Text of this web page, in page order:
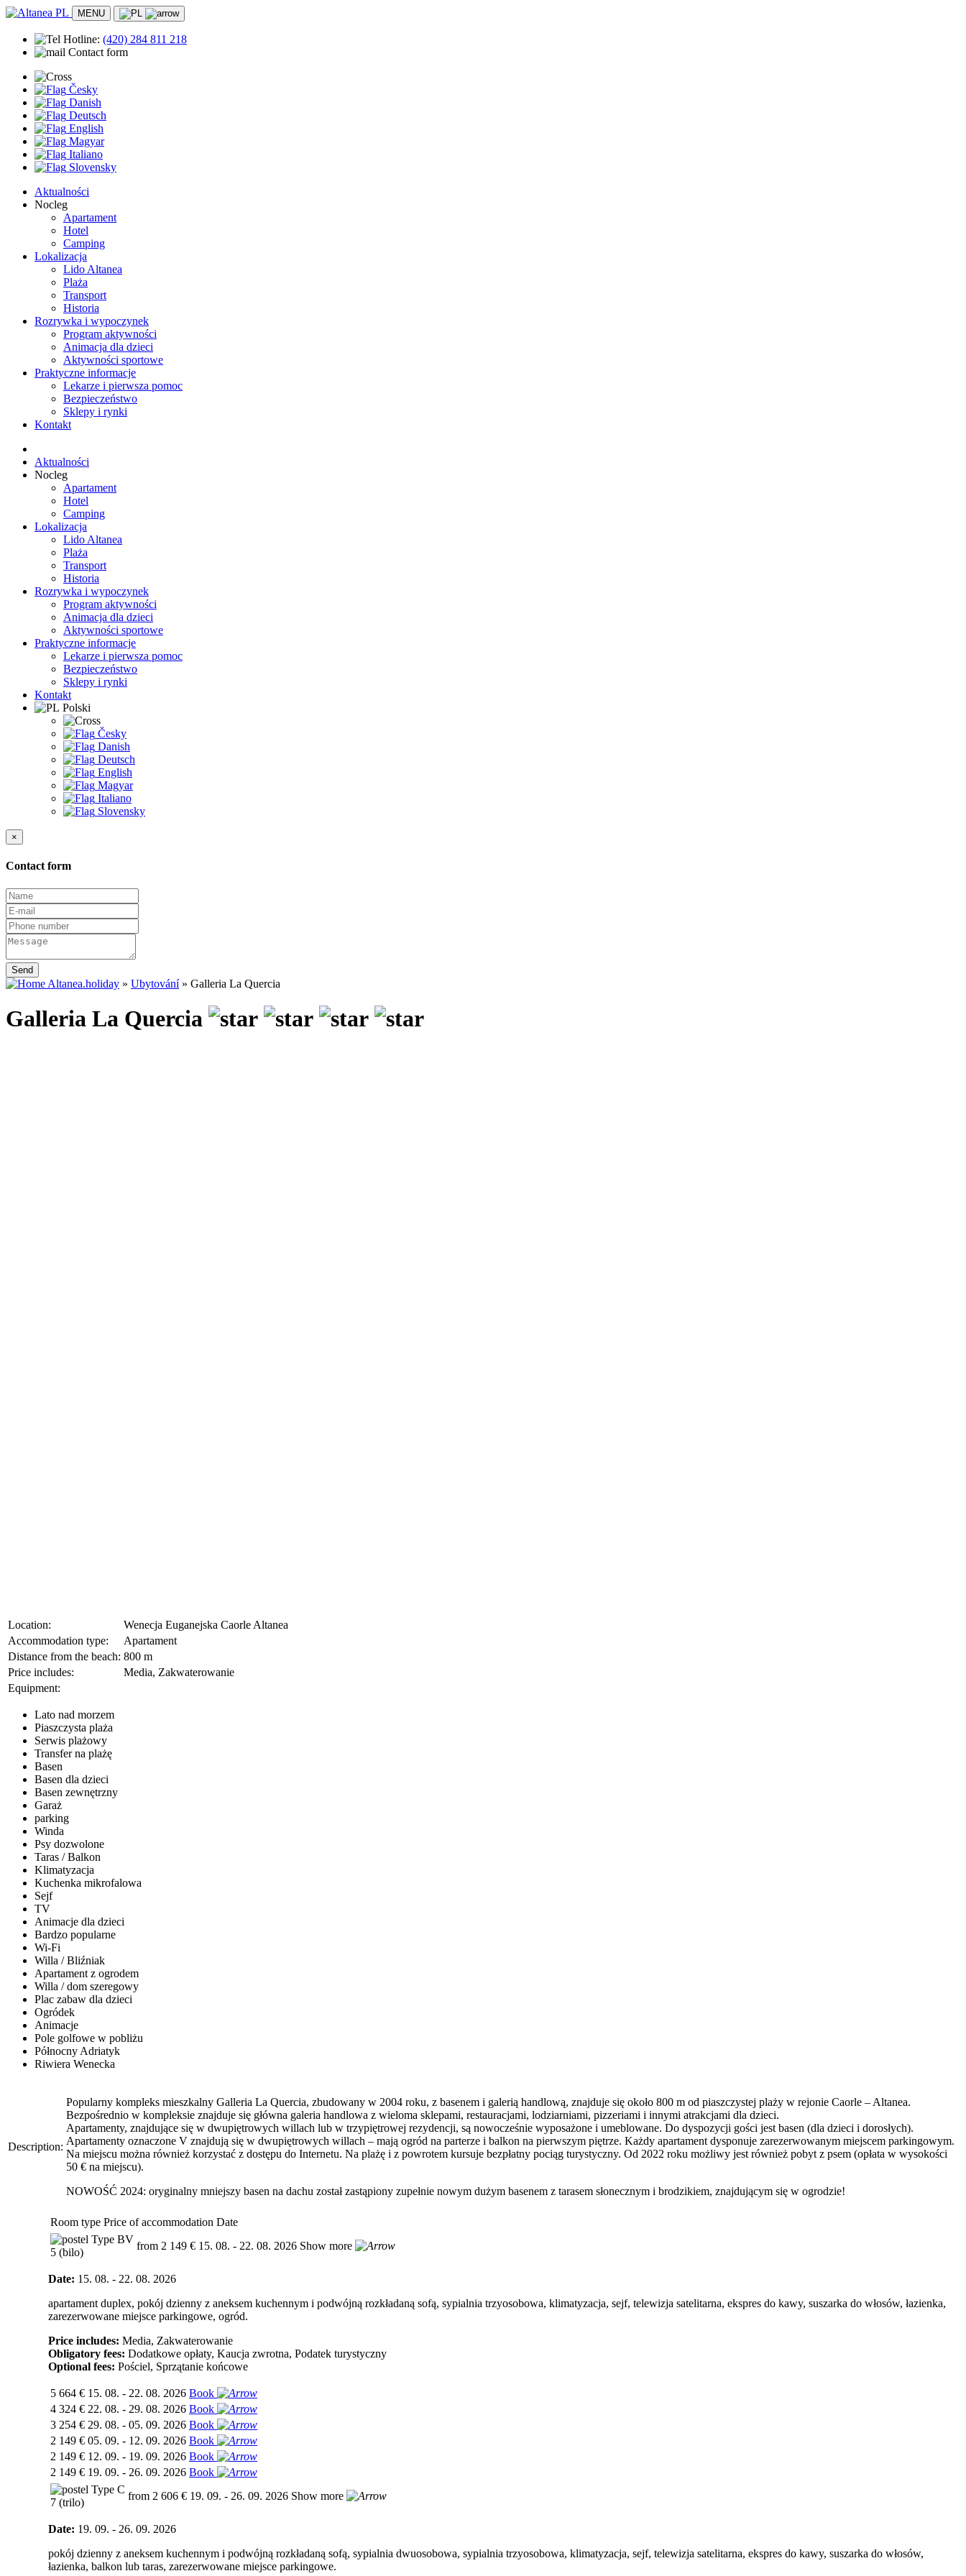
MENU
Hotline: (420) 284 811 218
Contact form
Česky
Danish
Deutsch
English
Magyar
Italiano
Slovensky
Aktualności
Nocleg
Apartament
Hotel
Camping
Lokalizacja
Lido Altanea
Plaża
Transport
Historia
Rozrywka i wypoczynek
Program aktywności
Animacja dla dzieci
Aktywności sportowe
Praktyczne informacje
Lekarze i pierwsza pomoc
Bezpieczeństwo
Sklepy i rynki
Kontakt
Aktualności
Nocleg
Apartament
Hotel
Camping
Lokalizacja
Lido Altanea
Plaża
Transport
Historia
Rozrywka i wypoczynek
Program aktywności
Animacja dla dzieci
Aktywności sportowe
Praktyczne informacje
Lekarze i pierwsza pomoc
Bezpieczeństwo
Sklepy i rynki
Kontakt
Polski
Česky
Danish
Deutsch
English
Magyar
Italiano
Slovensky
×
Contact form
Send
Altanea.holiday » Ubytování» Galleria La Quercia
Galleria La Quercia
Location:
Wenecja Euganejska Caorle Altanea
Accommodation type:
Apartament
Distance from the beach: 800 m
Price includes:
Media, Zakwaterowanie
Equipment:
Lato nad morzem
Piaszczysta plaża
Serwis plażowy
Transfer na plażę
Basen
Basen dla dzieci
Basen zewnętrzny
Garaż
parking
Winda
Psy dozwolone
Taras / Balkon
Klimatyzacja
Kuchenka mikrofalowa
Sejf
TV
Animacje dla dzieci
Bardzo popularne
Wi-Fi
Willa / Bliźniak
Apartament z ogrodem
Willa / dom szeregowy
Plac zabaw dla dzieci
Ogródek
Animacje
Pole golfowe w pobliżu
Północny Adriatyk
Riwiera Wenecka
Description:
Popularny kompleks mieszkalny Galleria La Quercia, zbudowany w 2004 roku, z basenem i galerią handlową, znajduje się około 800 m od piaszczystej plaży w rejonie Caorle – Altanea.
Bezpośrednio w kompleksie znajduje się główna galeria handlowa z wieloma sklepami, restauracjami, lodziarniami, pizzeriami i innymi atrakcjami dla dzieci.
Apartamenty, znajdujące się w dwupiętrowych willach lub w trzypiętrowej rezydencji, są nowocześnie wyposażone i umeblowane. Do dyspozycji gości jest basen (dla dzieci i dorosłych).
Apartamenty oznaczone V znajdują się w dwupiętrowych willach – mają ogród na parterze i balkon na pierwszym piętrze. Każdy apartament dysponuje zarezerwowanym miejscem parkingowym.
Na miejscu można również korzystać z dostępu do Internetu. Na plażę i z powrotem kursuje bezpłatny pociąg turystyczny. Od 2022 roku możliwy jest również pobyt z psem (opłata w wysokości
50 € na miejscu).
NOWOŚĆ 2024: oryginalny mniejszy basen na dachu został zastąpiony zupełnie nowym dużym basenem z tarasem słonecznym i brodzikiem, znajdującym się w ogrodzie!
Room type Price of accommodation Date
Type BV
5 (bilo)
from 2 149 € 15. 08. - 22. 08. 2026 Show more
Date: 15. 08. - 22. 08. 2026
apartament duplex, pokój dzienny z aneksem kuchennym i podwójną rozkładaną sofą, sypialnia trzyosobowa, klimatyzacja, sejf, telewizja satelitarna, ekspres do kawy, suszarka do włosów, łazienka,
zarezerwowane miejsce parkingowe, ogród.
Price includes: Media, Zakwaterowanie
Obligatory fees: Dodatkowe opłaty, Kaucja zwrotna, Podatek turystyczny
Optional fees: Pościel, Sprzątanie końcowe
5 664 € 15. 08. - 22. 08. 2026 Book
4 324 € 22. 08. - 29. 08. 2026 Book
3 254 € 29. 08. - 05. 09. 2026 Book
2 149 € 05. 09. - 12. 09. 2026 Book
2 149 € 12. 09. - 19. 09. 2026 Book
2 149 € 19. 09. - 26. 09. 2026 Book
Type C
7 (trilo)
from 2 606 € 19. 09. - 26. 09. 2026 Show more
Date: 19. 09. - 26. 09. 2026
pokój dzienny z aneksem kuchennym i podwójną rozkładaną sofą, sypialnia dwuosobowa, sypialnia trzyosobowa, klimatyzacja, sejf, telewizja satelitarna, ekspres do kawy, suszarka do włosów,
łazienka, balkon lub taras, zarezerwowane miejsce parkingowe.